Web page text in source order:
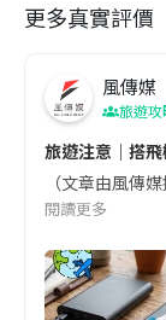
更多真實評價
風傳媒
旅遊攻
旅遊注意｜搭
（文章由風傳
閱讀更多